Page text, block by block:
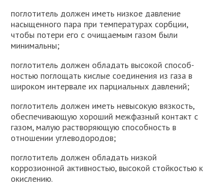
поглотитель должен иметь низкое давление
насыщенного па­ра при температурах сорбции,
чтобы потери его с очищаемым газом были
минимальны;
поглотитель должен обладать высокой способ­
ностью поглощать кислые соединения из газа в
широком интер­вале их парциальных давлений;
поглотитель должен иметь невысокую вязкость,
обеспечивающую хороший межфазный контакт с
газом, малую растворяющую способность в
отношении углеводородов;
поглотитель должен обладать низкой
коррозионной активностью, высокой стойкостью к
окислению.